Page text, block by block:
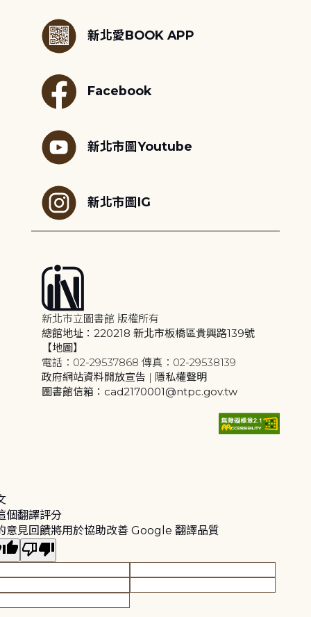
新北愛BOOK APP
Facebook
新北市圖Youtube
新北市圖IG
新北市立圖書館 版權所有
總館地址：220218 新北市板橋區貴興路139號
【地圖】
電話：02-29537868 傳真：02-29538139
政府網站資料開放宣告 | 隱私權聲明
圖書館信箱：cad2170001@ntpc.gov.tw
個翻譯評分
意見回饋將用於協助改善 Google 翻譯品質